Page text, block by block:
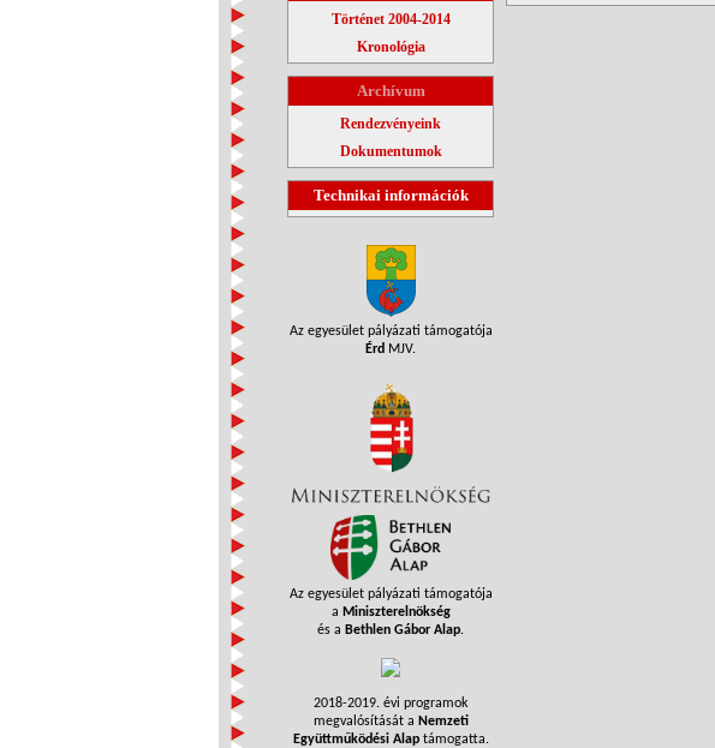
Történet 2004-2014
Kronológia
Archívum
Rendezvényeink
Dokumentumok
Technikai információk
Az egyesület pályázati támogatója
Érd MJV.
Az egyesület pályázati támogatója
a Miniszterelnökség
és a Bethlen Gábor Alap.
2018-2019. évi programok
megvalósítását a Nemzeti
Együttműködési Alaptámogatta.